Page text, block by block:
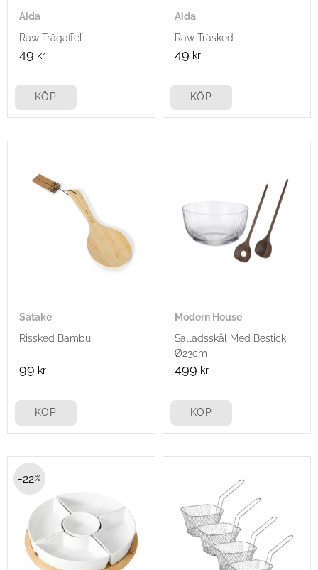
Aida
Raw Trägaffel
49 kr
KÖP
Aida
Raw Träsked
49 kr
KÖP
Satake
Rissked Bambu
99 kr
KÖP
Modern House
Salladsskål Med Bestick
Ø23cm
499 kr
KÖP
22%